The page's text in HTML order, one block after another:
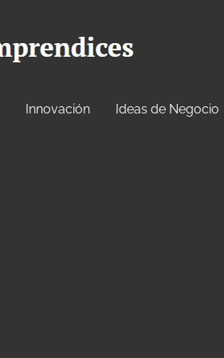
Innovación Ideas de Negocio